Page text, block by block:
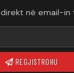
në email-in
REGJISTROHU